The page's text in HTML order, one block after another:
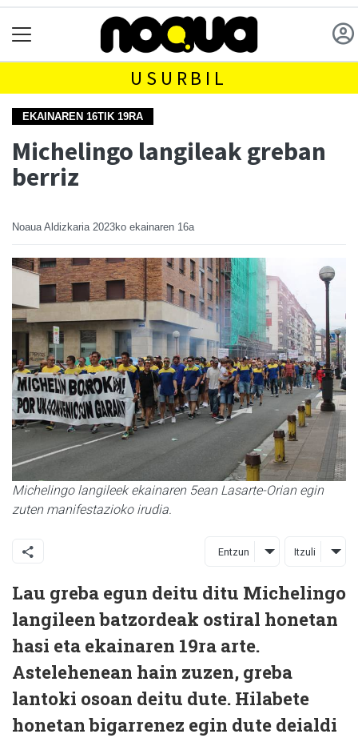
USURBIL
EKAINAREN 16TIK 19RA
Michelingo langileak greban
berriz
Noaua Aldizkaria 2023ko ekainaren 16a
Michelingo langileek ekainaren 5ean Lasarte-Orian egin
zuten manifestazioko irudia.
Entzun Itzuli
Lau greba egun deitu ditu Michelingo
langileen batzordeak ostiral honetan
hasi eta ekainaren 19ra arte.
Astelehenean hain zuzen, greba
lantoki osoan deitu dute. Hilabete
honetan bigarrenez egin dute deialdi